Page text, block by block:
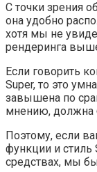
С точки зрения
она удобно
хотя мы не
рендеринга
Если говорить
Super, то это
завышена по
мнению, должна
Поэтому, если
функции и стиль
средствах, мы